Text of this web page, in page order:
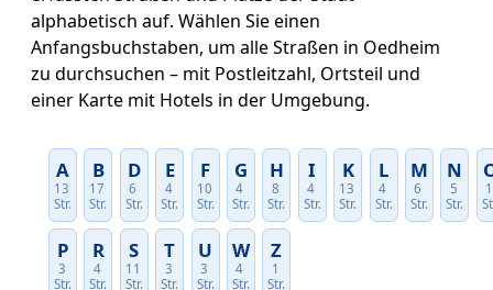
alphabetisch auf. Wählen Sie einen
Anfangsbuchstaben, um alle Straßen in Oedheim
zu durchsuchen – mit Postleitzahl, Ortsteil und
einer Karte mit Hotels in der Umgebung.
A
13
Str.
B
17
Str.
D
6
Str.
E
4
Str.
F
10
Str.
G
4
Str.
H
8
Str.
I
4
Str.
K
13
Str.
L
4
Str.
M
6
Str.
N
5
Str.
P
3
Str.
R
4
Str.
S
11
Str.
T
3
Str.
U
3
Str.
W
4
Str.
Z
1
Str.